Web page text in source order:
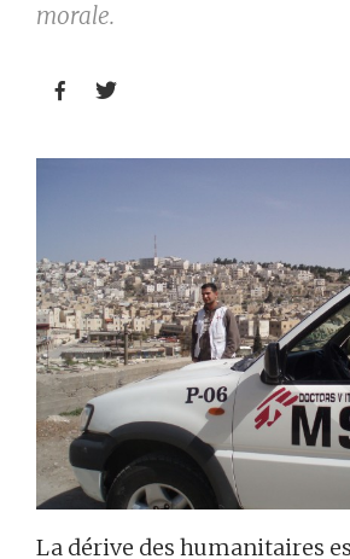
morale.
 
La dérive des humanitaires